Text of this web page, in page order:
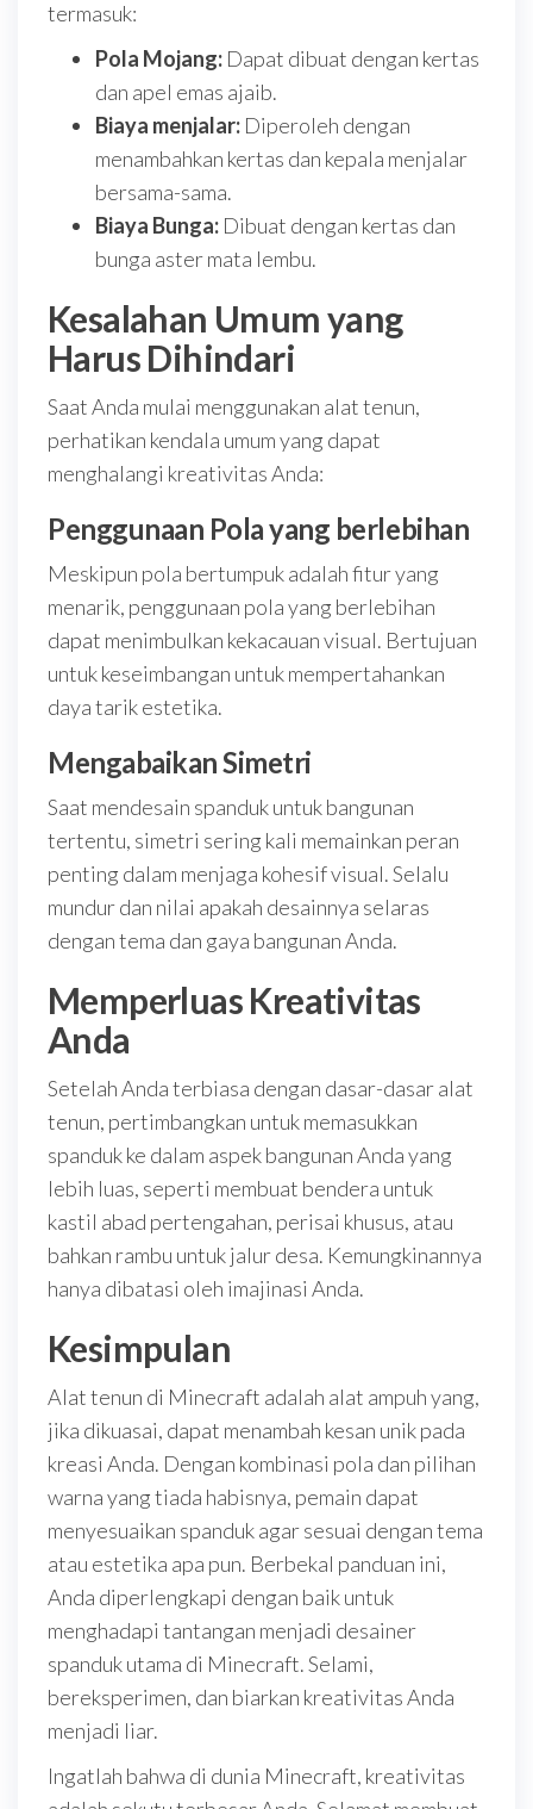
termasuk:
Pola Mojang: Dapat dibuat dengan kertas
dan apel emas ajaib.
Biaya menjalar: Diperoleh dengan
menambahkan kertas dan kepala menjalar
bersama-sama.
Biaya Bunga: Dibuat dengan kertas dan
bunga aster mata lembu.
Kesalahan Umum yang
Harus Dihindari
Saat Anda mulai menggunakan alat tenun,
perhatikan kendala umum yang dapat
menghalangi kreativitas Anda:
Penggunaan Pola yang berlebihan
Meskipun pola bertumpuk adalah fitur yang
menarik, penggunaan pola yang berlebihan
dapat menimbulkan kekacauan visual. Bertujuan
untuk keseimbangan untuk mempertahankan
daya tarik estetika.
Mengabaikan Simetri
Saat mendesain spanduk untuk bangunan
tertentu, simetri sering kali memainkan peran
penting dalam menjaga kohesif visual. Selalu
mundur dan nilai apakah desainnya selaras
dengan tema dan gaya bangunan Anda.
Memperluas Kreativitas
Anda
Setelah Anda terbiasa dengan dasar-dasar alat
tenun, pertimbangkan untuk memasukkan
spanduk ke dalam aspek bangunan Anda yang
lebih luas, seperti membuat bendera untuk
kastil abad pertengahan, perisai khusus, atau
bahkan rambu untuk jalur desa. Kemungkinannya
hanya dibatasi oleh imajinasi Anda.
Kesimpulan
Alat tenun di Minecraft adalah alat ampuh yang,
jika dikuasai, dapat menambah kesan unik pada
kreasi Anda. Dengan kombinasi pola dan pilihan
warna yang tiada habisnya, pemain dapat
menyesuaikan spanduk agar sesuai dengan tema
atau estetika apa pun. Berbekal panduan ini,
Anda diperlengkapi dengan baik untuk
menghadapi tantangan menjadi desainer
spanduk utama di Minecraft. Selami,
bereksperimen, dan biarkan kreativitas Anda
menjadi liar.
Ingatlah bahwa di dunia Minecraft, kreativitas